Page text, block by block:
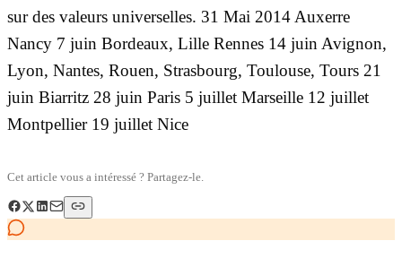
sur des valeurs universelles. 31 Mai 2014 Auxerre
Nancy 7 juin Bordeaux, Lille Rennes 14 juin Avignon,
Lyon, Nantes, Rouen, Strasbourg, Toulouse, Tours 21
juin Biarritz 28 juin Paris 5 juillet Marseille 12 juillet
Montpellier 19 juillet Nice
Cet article vous a intéressé ? Partagez-le.